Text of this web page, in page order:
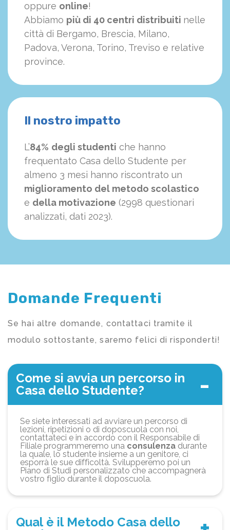
oppure online!
Abbiamo più di 40 centri distribuiti nelle
città di Bergamo, Brescia, Milano,
Padova, Verona, Torino, Treviso e relative
province.
Il nostro impatto
L’84% degli studenti che hanno
frequentato Casa dello Studente per
almeno 3 mesi hanno riscontrato un
miglioramento del metodo scolastico
e della motivazione (2998 questionari
analizzati, dati 2023).
Domande Frequenti
Se hai altre domande, contattaci tramite il
modulo sottostante, saremo felici di risponderti!
Come si avvia un percorso in
Casa dello Studente?
Se siete interessati ad avviare un percorso di
lezioni, ripetizioni o di doposcuola con noi,
contattateci e in accordo con il Responsabile di
Filiale programmeremo una consulenza durante
la quale, lo studente insieme a un genitore, ci
esporrà le sue difficoltà. Svilupperemo poi un
Piano di Studi personalizzato che accompagnerà
vostro figlio durante il doposcuola.
Qual è il Metodo Casa dello